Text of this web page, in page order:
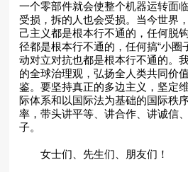
一个零部件就会使整个机器运转面
受损，拆的人也会受损。当今世界
己主义都是根本行不通的，任何脱
径都是根本行不通的，任何搞“小圈
动对立对抗也都是根本行不通的。
的全球治理观，弘扬全人类共同价
鉴。要坚持真正的多边主义，坚定
际体系和以国际法为基础的国际秩
率，带头讲平等、讲合作、讲诚信
子。
女士们、先生们、朋友们！